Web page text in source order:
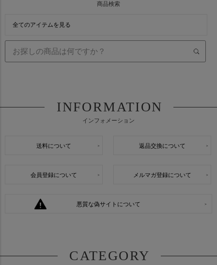
商品検索
全てのアイテムを見る
INFORMATION
インフォメーション
送料について 返品交換について
会員登録について メルマガ登録について
悪質な偽サイトについて
CATEGORY